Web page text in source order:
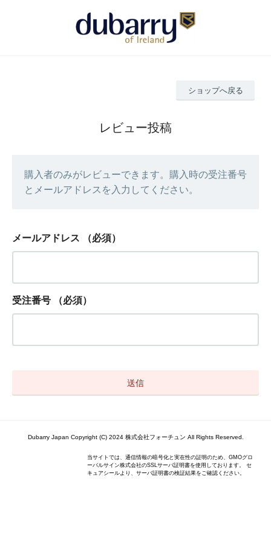
ショップへ戻る
レビュー投稿
購入者のみがレビューできます。購入時の受注番号
とメールアドレスを入力してください。
メールアドレス （必須）
受注番号 （必須）
Dubarry Japan Copyright (C) 2024 株式会社フォーチュン All Rights Reserved.
当サイトでは、通信情報の暗号化と実在性の証明のため、GMOグロ
ーバルサイン株式会社のSSLサーバ証明書を使用しております。 セ
キュアシールより、サーバ証明書の検証結果をご確認ください。